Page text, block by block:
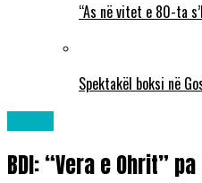
“As në vitet e 80-ta
Spektakël boksi në
BDI: “Vera e Ohrit”